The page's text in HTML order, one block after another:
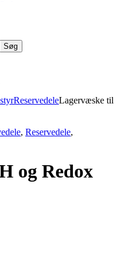
Søg
ReservedeleLagervæske til
, Reservedele,
og Redox